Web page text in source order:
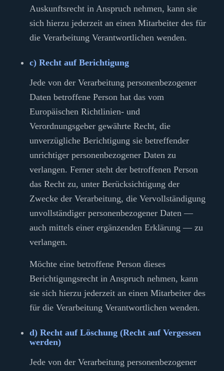
Auskunftsrecht in Anspruch nehmen, kann sie
sich hierzu jederzeit an einen Mitarbeiter des für
die Verarbeitung Verantwortlichen wenden.
c) Recht auf Berichtigung
Jede von der Verarbeitung personenbezogener
Daten betroffene Person hat das vom
Europäischen Richtlinien- und
Verordnungsgeber gewährte Recht, die
unverzügliche Berichtigung sie betreffender
unrichtiger personenbezogener Daten zu
verlangen. Ferner steht der betroffenen Person
das Recht zu, unter Berücksichtigung der
Zwecke der Verarbeitung, die Vervollständigung
unvollständiger personenbezogener Daten —
auch mittels einer ergänzenden Erklärung — zu
verlangen.
Möchte eine betroffene Person dieses
Berichtigungsrecht in Anspruch nehmen, kann
sie sich hierzu jederzeit an einen Mitarbeiter des
für die Verarbeitung Verantwortlichen wenden.
d) Recht auf Löschung (Recht auf Vergessen
werden)
Jede von der Verarbeitung personenbezogener